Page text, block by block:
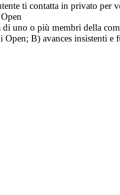
ti contatta in privato per
di uno o più membri della
B) avances insistenti